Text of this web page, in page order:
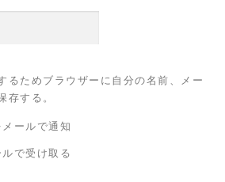
るためブラウザーに自分の名前、メー
存する。
ールで通知
で受け取る